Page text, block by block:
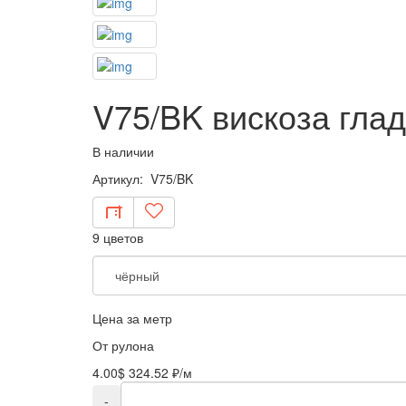
V75/BK вискоза
В наличии
Артикул: V75/BK
9 цветов
Цена за метр
От рулона
4.00$ 324.52 ₽/м
-